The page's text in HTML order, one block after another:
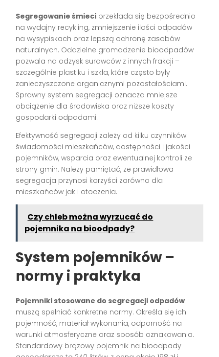
Segregowanie śmieci przekłada się bezpośrednio
na wydajny recykling, zmniejszenie ilości odpadów
na wysypiskach oraz lepszą ochronę zasobów
naturalnych. Oddzielne gromadzenie bioodpadów
pozwala na odzysk surowców z innych frakcji –
szczególnie plastiku i szkła, które często były
zanieczyszczone organicznymi pozostałościami.
Sprawny system segregacji oznacza mniejsze
obciążenie dla środowiska oraz niższe koszty
gospodarki odpadami.
Efektywność segregacji zależy od kilku czynników:
świadomości mieszkańców, dostępności i jakości
pojemników, wsparcia oraz ewentualnej kontroli ze
strony gmin. Należy pamiętać, że prawidłowa
segregacja przynosi korzyści zarówno dla
mieszkańców jak i otoczenia.
Czy chleb można wyrzucać do
pojemnika na bioodpady?
System pojemników –
normy i praktyka
Pojemniki stosowane do segregacji odpadów
muszą spełniać konkretne normy. Określa się ich
pojemność, materiał wykonania, odporność na
warunki atmosferyczne oraz sposób oznakowania.
Standardowy brązowy pojemnik na bioodpady